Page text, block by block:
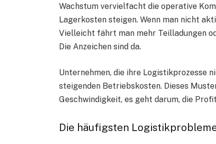
Wachstum vervielfacht die operative
Lagerkosten steigen. Wenn man nicht
Vielleicht fährt man mehr Teilladungen
Die Anzeichen sind da.
Unternehmen, die ihre Logistikprozesse
steigenden Betriebskosten. Dieses
Geschwindigkeit, es geht darum, die
Die häufigsten